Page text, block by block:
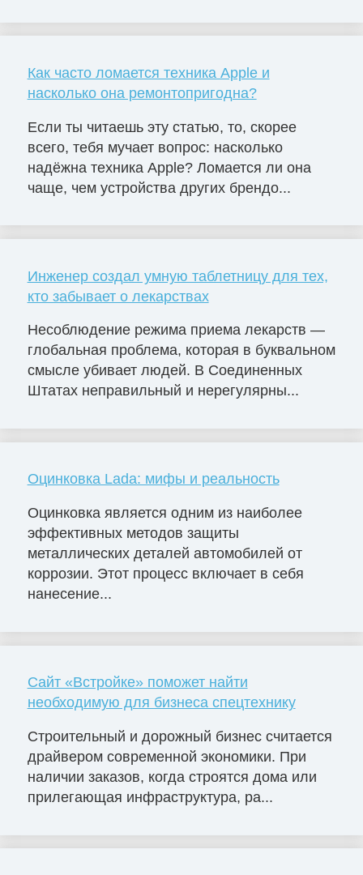
Как часто ломается техника Apple и
насколько она ремонтопригодна?
Если ты читаешь эту статью, то, скорее
всего, тебя мучает вопрос: насколько
надёжна техника Apple? Ломается ли она
чаще, чем устройства других брендо...
Инженер создал умную таблетницу для тех,
кто забывает о лекарствах
Несоблюдение режима приема лекарств —
глобальная проблема, которая в буквальном
смысле убивает людей. В Соединенных
Штатах неправильный и нерегулярны...
Оцинковка Lada: мифы и реальность
Оцинковка является одним из наиболее
эффективных методов защиты
металлических деталей автомобилей от
коррозии. Этот процесс включает в себя
нанесение...
Сайт «Встройке» поможет найти
необходимую для бизнеса спецтехнику
Строительный и дорожный бизнес считается
драйвером современной экономики. При
наличии заказов, когда строятся дома или
прилегающая инфраструктура, ра...